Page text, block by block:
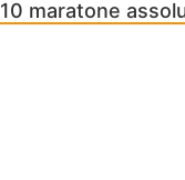
10 maratone